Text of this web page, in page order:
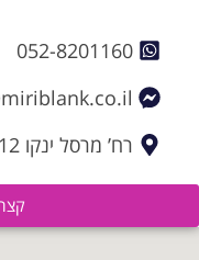
052-8201160
רח’ מרסל ינקו 12, תל אביב